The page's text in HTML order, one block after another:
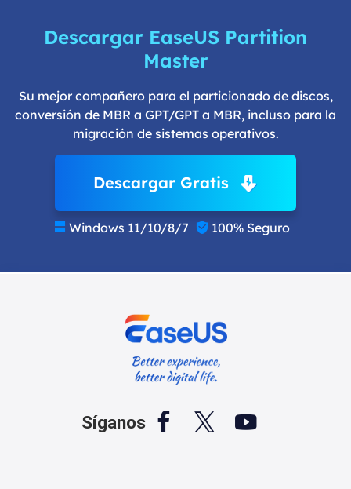
Descargar EaseUS Partition
Master
Su mejor compañero para el particionado de discos,
conversión de MBR a GPT/GPT a MBR, incluso para la
migración de sistemas operativos.
Descargar Gratis
 Windows 11/10/8/7  100% Seguro
Síganos   